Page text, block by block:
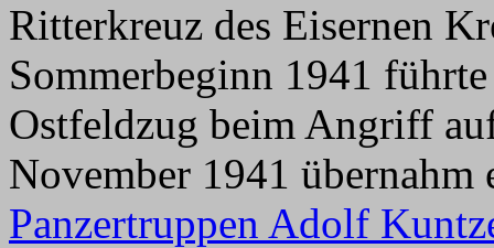
Ritterkreuz des Eisernen
Sommerbeginn 1941
Ostfeldzug beim Angriff
November 1941
Panzertruppen Adolf